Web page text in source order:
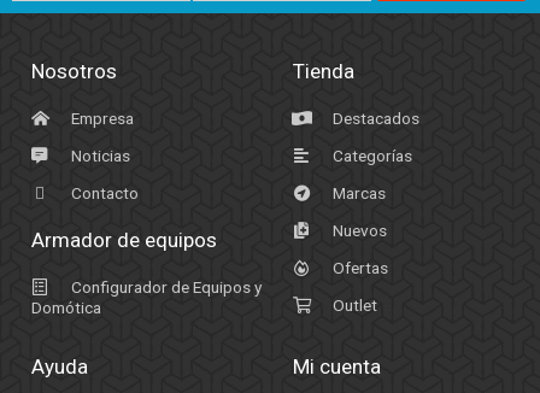
Nosotros
Empresa
Noticias
Contacto
Armador de equipos
Configurador de Equipos y
Domótica
Tienda
Destacados
Categorías
Marcas
Nuevos
Ofertas
Outlet
Ayuda Mi cuenta